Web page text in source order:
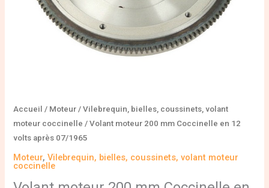
Accueil / Moteur /Vilebrequin, bielles, coussinets, volant
moteur coccinelle / Volant moteur 200 mm Coccinelle en 12
volts après 07/1965
Moteur,Vilebrequin, bielles, coussinets, volant moteur
coccinelle
07/1965